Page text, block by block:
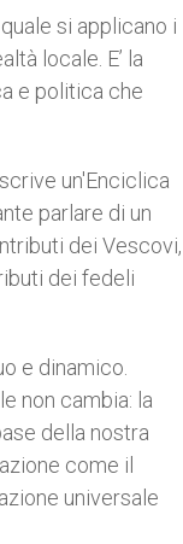
si applicano i
locale. E’ la
e politica che
un'Enciclica
parlare di un
dei Vescovi,
dei fedeli
e dinamico.
non cambia: la
della nostra
come il
universale